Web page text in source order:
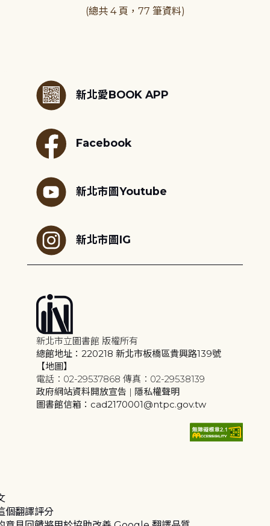
(總共 4 頁，77 筆資料)
新北愛BOOK APP
Facebook
新北市圖Youtube
新北市圖IG
新北市立圖書館 版權所有
總館地址：220218 新北市板橋區貴興路139號
【地圖】
電話：02-29537868 傳真：02-29538139
政府網站資料開放宣告 | 隱私權聲明
圖書館信箱：cad2170001@ntpc.gov.tw
個翻譯評分